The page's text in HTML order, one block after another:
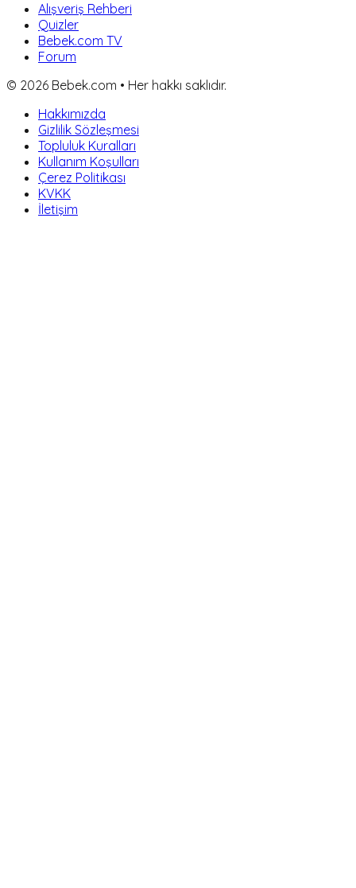
Alışveriş Rehberi
Quizler
Bebek.com TV
Forum
© 2026 Bebek.com • Her hakkı saklıdır.
Hakkımızda
Gizlilik Sözleşmesi
Topluluk Kuralları
Kullanım Koşulları
Çerez Politikası
KVKK
İletişim